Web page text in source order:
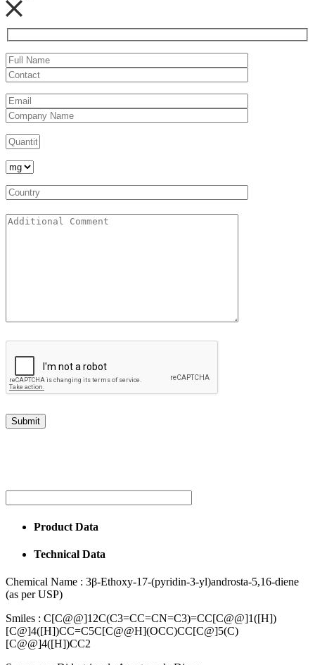
Product Data
Technical Data
Chemical Name : 3β-Ethoxy-17-(pyridin-3-yl)androsta-5,16-diene
(as per USP)
Smiles : C[C@@]12C(C3=CC=CN=C3)=CC[C@@]1([H])
[C@]4([H])CC=C5C[C@@H](OCC)CC[C@]5(C)
[C@@]4([H])CC2